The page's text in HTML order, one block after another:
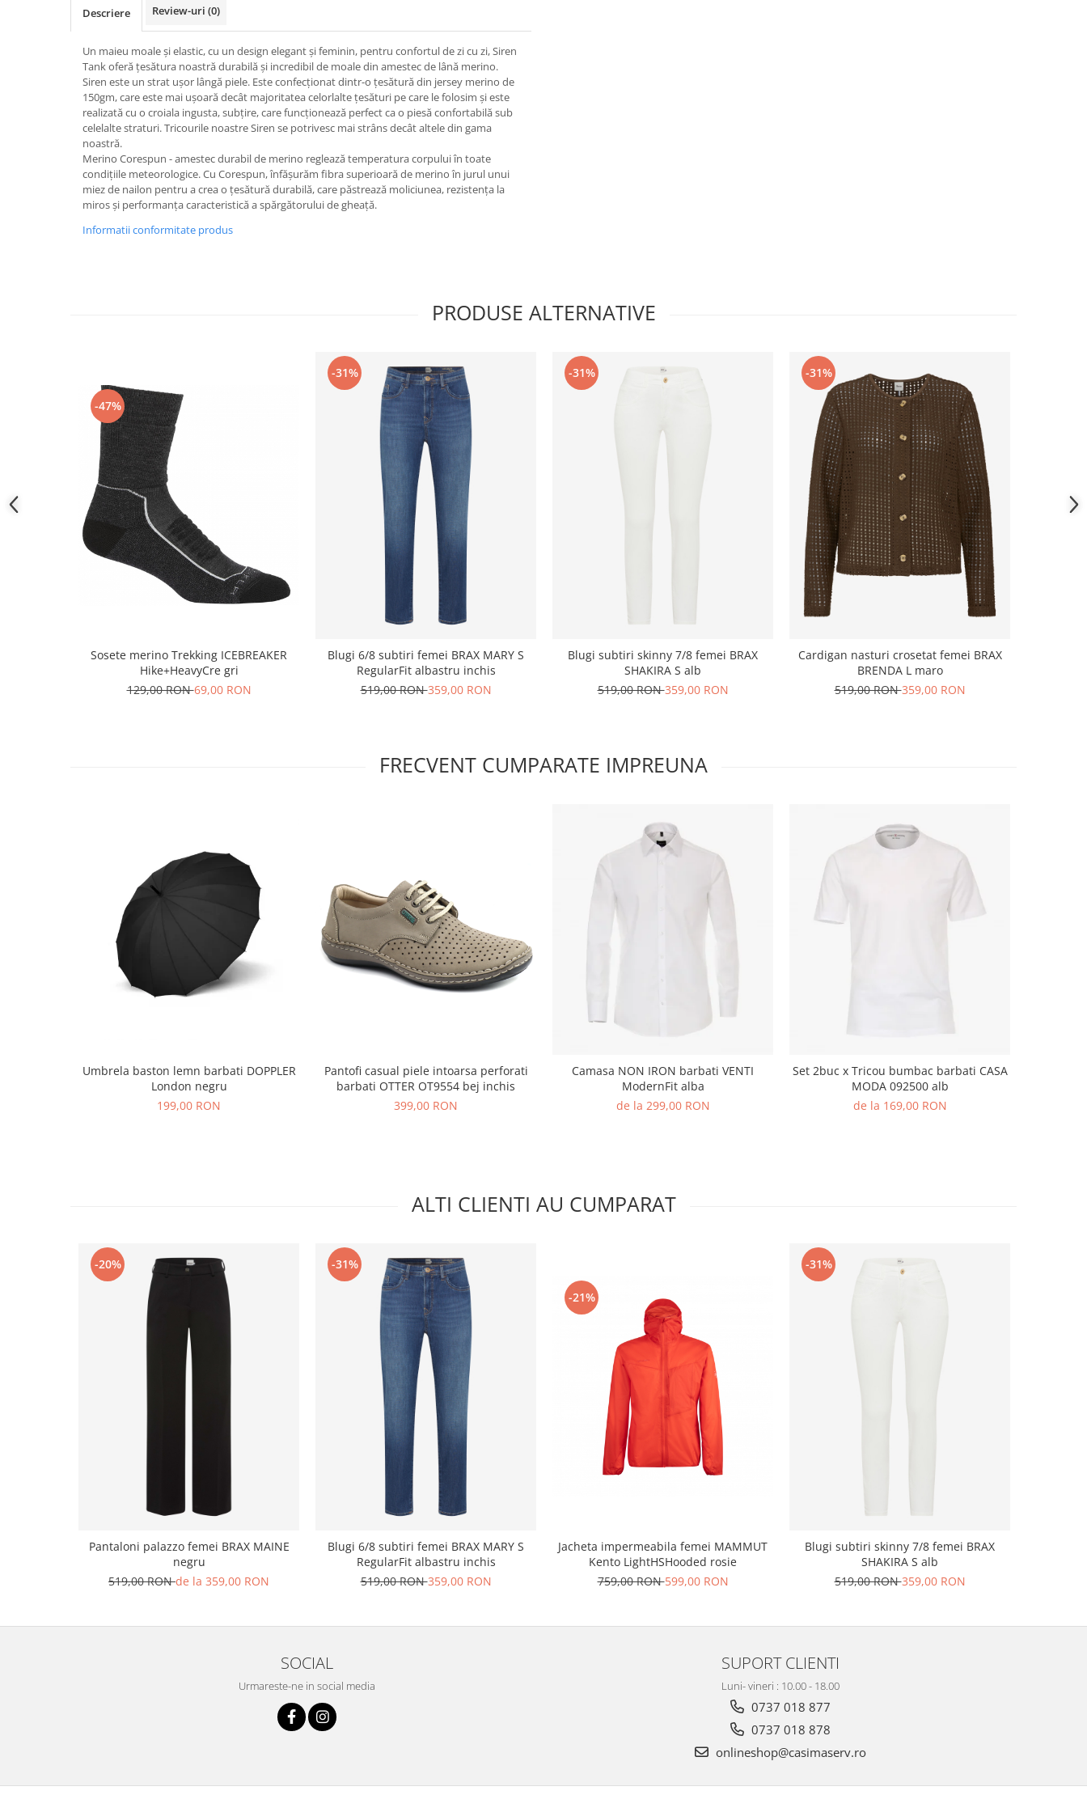
Descriere Review-uri (0)
Un maieu moale și elastic, cu un design elegant și feminin, pentru confortul de zi cu zi, Siren
Tank oferă țesătura noastră durabilă și incredibil de moale din amestec de lână merino.
Siren este un strat ușor lângă piele. Este confecționat dintr-o țesătură din jersey merino de
150gm, care este mai ușoară decât majoritatea celorlalte țesături pe care le folosim și este
realizată cu o croiala ingusta, subțire, care funcționează perfect ca o piesă confortabilă sub
celelalte straturi. Tricourile noastre Siren se potrivesc mai strâns decât altele din gama
noastră.
Merino Corespun - amestec durabil de merino reglează temperatura corpului în toate
condițiile meteorologice. Cu Corespun, înfășurăm fibra superioară de merino în jurul unui
miez de nailon pentru a crea o țesătură durabilă, care păstrează moliciunea, rezistența la
miros și performanța caracteristică a spărgătorului de gheață.
Informatii conformitate produs
PRODUSE ALTERNATIVE
-47%
Sosete merino Trekking ICEBREAKER
Hike+HeavyCre gri
129,00 RON69,00 RON
-31%
Blugi 6/8 subtiri femei BRAX MARY S
RegularFit albastru inchis
519,00 RON359,00 RON
-31%
Blugi subtiri skinny 7/8 femei BRAX
SHAKIRA S alb
519,00 RON359,00 RON
-31%
Cardigan nasturi crosetat femei BRAX
BRENDA L maro
519,00 RON359,00 RON
FRECVENT CUMPARATE IMPREUNA
Umbrela baston lemn barbati DOPPLER
London negru
199,00 RON
Pantofi casual piele intoarsa perforati
barbati OTTER OT9554 bej inchis
399,00 RON
Camasa NON IRON barbati VENTI
ModernFit alba
de la 299,00 RON
Set 2buc x Tricou bumbac barbati CASA
MODA 092500 alb
de la 169,00 RON
ALTI CLIENTI AU CUMPARAT
-20%
Pantaloni palazzo femei BRAX MAINE
negru
519,00 RONde la 359,00 RON
-31%
Blugi 6/8 subtiri femei BRAX MARY S
RegularFit albastru inchis
519,00 RON359,00 RON
-21%
Jacheta impermeabila femei MAMMUT
Kento LightHSHooded rosie
759,00 RON599,00 RON
-31%
Blugi subtiri skinny 7/8 femei BRAX
SHAKIRA S alb
519,00 RON359,00 RON
SOCIAL
Urmareste-ne in social media
SUPORT CLIENTI
Luni- vineri : 10.00 - 18.00
0737 018 877
0737 018 878
onlineshop@casimaserv.ro